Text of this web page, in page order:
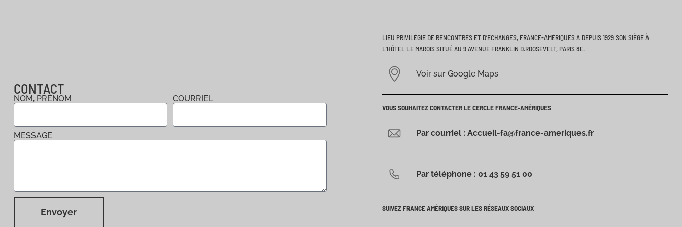
CONTACT
NOM, PRÉNOM COURRIEL
MESSAGE
Envoyer
LIEU PRIVILÉGIÉ DE RENCONTRES ET D’ÉCHANGES, FRANCE-AMÉRIQUES A DEPUIS 1929 SON SIÈGE À
L’HÔTEL LE MAROIS SITUÉ AU 9 AVENUE FRANKLIN D.ROOSEVELT, PARIS 8E.
Voir sur Google Maps
VOUS SOUHAITEZ CONTACTER LE CERCLE FRANCE-AMÉRIQUES
Par courriel : Accueil-fa@france-ameriques.fr
Par téléphone : 01 43 59 51 00
SUIVEZ FRANCE AMÉRIQUES SUR LES RÉSEAUX SOCIAUX